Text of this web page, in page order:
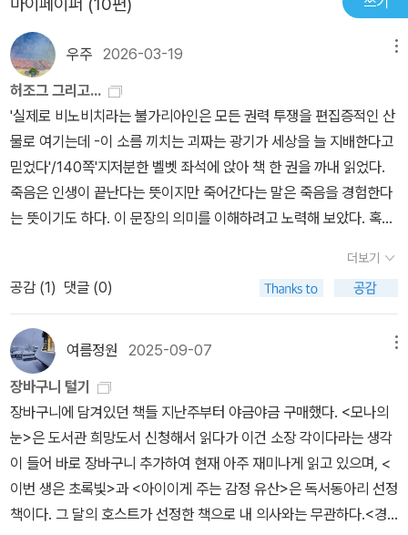
지게 만드는 묘한 맛을 느끼게 해 주는 데서 독자들은 손에서 놓은 수
없는 매력에 푹 빠져 단숨에 읽지 않을 수가 없게 한다. 2부에서 비로
소 그들이 누구인지에 대한 철자의 순서만 다른 두 쌍둥이 이름이 나
오면서 한 사람은 남고 한 사람은 국경을 넘으면서 각기 다른 인생을
살아가는 시각이 루카스의 시선으로 그려진다. 아버지와의 사이에서
낳은 불륜의 아들을 낳은 야스민과 자신의 신체에 콤플렉스를 느끼고
자신만 바라봐주길 원하는 그녀의 아들 마티아스, 인간 교류가 없는
당 서기 페테르. 도서관 서기인 연상녀 클라라. 불면증 환자가 이 시
대를 살아가는 모습으로 보여주는 우울함 내지 가라앉는 삶의 연속성
다. 완전히 뒤집히는 반전의 묘미를 알게 해 주는 이 이야기는 무엇이
진실이고 허구인지을 온통 헷갈리게 한다. 1. 2부가 전형적인 삶의
실루엣을 온전히 살아온 방식을 보여준 것이라면 3부는 위의 이야기
들이 어떤 식으로 반전이 되는지에 대한 글쓰기를 제대로 보여준다.
그야말로 허를 찌르는 글의 구성력은 예측지 못한 부분들의 진행으로
이어짐으로 해서 문학의 맛을 색다르게 접할 수 있는 즐거움을 준
다. 실은 한 사람의 몸으로서 자신의 외로움을 떨치기 위해서 생각해
낸 자신의 또 하나의 분신으로 클라우스를 만든 것인지, 아니면 루카
스란 인물을 만들어 낸 것인지... 엄마. 아빠, 할머니의 비밀들도 모두
허구였나 하는 생각을 하게 만드는 이 책은 작가가 말했듯 글쓰기만
이 온전히 자신이 가질 수 있는 목표란 사실, 시대상으로 2차 대전을
지가 이 무시무시하고 독특한 연작 소설의 1부 ‘비밀 노트‘ 되겠다. 소
설의 무대는 작가 아고타 크리스토프의 고국 헝가리일테고, 시대 배
경은 정황상 2차 세계대전일 것이다. 1부는 두 세 페이지짜리 챕터 수
십 개로 이루어져 있는데, 강렬한 야만을 너무나도 덤덤하게 그려내
서 소름이 끼칠 지경이다. 전쟁은 사람의 육체만 죽이는 게 아니라 정
신도 평평하게 다려버린다는 걸 증명하듯, 쌍둥이들은 어떤 모진 일
을 겪어도 감정을 드러내지 않는다. 심지어 1부에선 쌍둥이들의 이름
조차 나오지 않는다. 전쟁의 참화가 일상이 되면 개인의 감정이나 아
이덴티티 따위는 더 이상 중요하지 않으니까.2부 ‘타인의 증거‘는 국
다. 전쟁이 끝나고 체제가 바뀌었지만, 루카스는 여전히 할머니 집에
살면서 그가 전쟁 동안 배운 대로, 느낀 대로 살아간다. 그리고 나이가
들어간다. 이제 사람들을 억압하는 건 더 이상 전쟁이 아니라 체제다.
불온 서적으로 지정된 책 한 권 갖고 있다고 쥐도새도 모르게 사라질
수 있는 체제. 새로운 인물들이 등장하고 무대도 바뀌면서 루카스는
조금씩 세상에 감정을 드러낸다. 하지만 이상하다. 쌍둥이가 그렇게
오래 이 곳에 살았었음에도 루카스의 쌍둥이 형제 클라우스를 언급하
는 사람은 아무도 없다. 궁금증이 더해질 무렵, 2부의 마지막 장은 거
대한 반전의 서막을 올린다.3부 ‘50년 간의 고독‘에서 독자들의 혼란
은 극에 달한다. 대체 누구 말이 진실인가? 내가 지금까지 읽은 것은
그저 한 사람의 망상인가? 루카스와 클라우스. 그들은 대체 실재했던
우주 2026-03-19
허조그 그리고...
'실제로 비노비치라는 불가리아인은 모든 권력 투쟁을 편집증적인 산
물로 여기는데 -이 소름 끼치는 괴짜는 광기가 세상을 늘 지배한다고
믿었다'/140쪽'지저분한 벨벳 좌석에 앉아 책 한 권을 까내 읽었다.
죽음은 인생이 끝난다는 뜻이지만 죽어간다는 말은 죽음을 경험한다
는 뜻이기도 하다. 이 문장의 의미를 이해하려고 노력해 보았다. 혹
구원이다'/188쪽'그렇게 공들인 철학적 장광설을 다 빼버리고 단순
화시킨 명제는 스피노자의 정리37이다. 인간은 타인도 자신의 사고
방식에 따라 살도록 만들기보다 자신이 누리는 행복을 타인도 함께
누리길 바랄 뿐이다- 저마다 능력대로'/219쪽 '인간의 본성은 무엇입
니까? 이를 자신만만하게 설명했던 사람들, 우리 '고유의' 특성에 대
해 말해주었던 홉스,프로이트 기타 등등은 위대한 은인들이 아닙니
다. 루소도 마찬가지입니다.저는 낭만주의자들이 인간의 한 특성으로
꼽는 완벽성을 비판했던 흄에게 공감하는 입장이지만 그의 편협한 억
압적 태도 역시 좋아하지 않습니다.(...) 과학이 발견한 이런 진실을
삶의 기준으로 삼을 수는 없겠지만 인간성을 함부로 정의하지 말라는
뜻으로 생각해도 좋겠습니다'/ 229쪽 혐오가 정치의 도구가 되었다
더보기
공감 (1) 댓글 (0)
여름정원 2025-09-07
장바구니 털기
장바구니에 담겨있던 책들 지난주부터 야금야금 구매했다. <모나의
눈>은 도서관 희망도서 신청해서 읽다가 이건 소장 각이다라는 생각
이 들어 바로 장바구니 추가하여 현재 아주 재미나게 읽고 있으며, <
이번 생은 초록빛>과 <아이이게 주는 감정 유산>은 독서동아리 선정
책이다. 그 달의 호스트가 선정한 책으로 내 의사와는 무관하다.​<경